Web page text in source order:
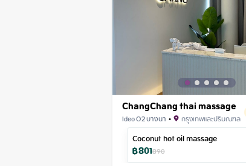
ChangChang thai massage
Ideo O2 บางนา • กรุงเทพและปริมณฑล
Coconut hot oil massage
฿801890